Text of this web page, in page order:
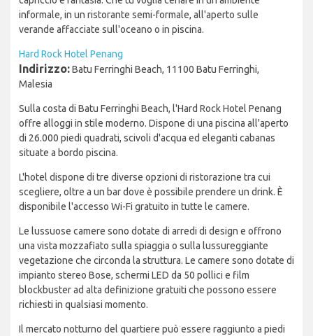
informale, in un ristorante semi-formale, all'aperto sulle
verande affacciate sull'oceano o in piscina.
Hard Rock Hotel Penang
Indirizzo:Batu Ferringhi Beach, 11100 Batu Ferringhi,
Malesia
Sulla costa di Batu Ferringhi Beach, l'Hard Rock Hotel Penang
offre alloggi in stile moderno. Dispone di una piscina all'aperto
di 26.000 piedi quadrati, scivoli d'acqua ed eleganti cabanas
situate a bordo piscina.
L'hotel dispone di tre diverse opzioni di ristorazione tra cui
scegliere, oltre a un bar dove è possibile prendere un drink. È
disponibile l'accesso Wi-Fi gratuito in tutte le camere.
Le lussuose camere sono dotate di arredi di design e offrono
una vista mozzafiato sulla spiaggia o sulla lussureggiante
vegetazione che circonda la struttura. Le camere sono dotate di
impianto stereo Bose, schermi LED da 50 pollici e film
blockbuster ad alta definizione gratuiti che possono essere
richiesti in qualsiasi momento.
Il mercato notturno del quartiere può essere raggiunto a piedi